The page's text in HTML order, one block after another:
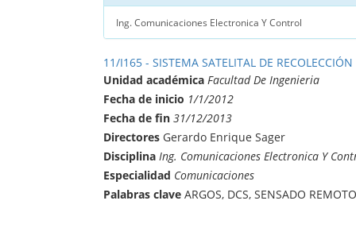
Ing. Comunicaciones Electronica Y Control
11/I165 - SISTEMA SATELITAL DE
Unidad académica Facultad De Ingenieria
Fecha de inicio 1/1/2012
Fecha de fin 31/12/2013
Directores Gerardo Enrique Sager
Disciplina Ing. Comunicaciones Electronica Y
Especialidad Comunicaciones
Palabras clave ARGOS, DCS, SENSADO